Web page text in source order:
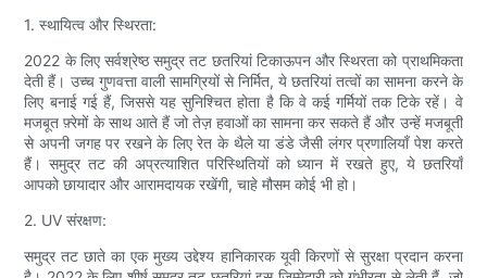
1. स्थायित्व और स्थिरता:
2022 के लिए सर्वश्रेष्ठ समुद्र तट छतरियां टिकाऊपन और स्थिरता को प्राथमिकता
देती हैं। उच्च गुणवत्ता वाली सामग्रियों से निर्मित, ये छतरियां तत्वों का सामना करने के
लिए बनाई गई हैं, जिससे यह सुनिश्चित होता है कि वे कई गर्मियों तक टिके रहें। वे
मजबूत फ़्रेमों के साथ आते हैं जो तेज़ हवाओं का सामना कर सकते हैं और उन्हें मजबूती
से अपनी जगह पर रखने के लिए रेत के थैले या डंडे जैसी लंगर प्रणालियाँ पेश करते
हैं। समुद्र तट की अप्रत्याशित परिस्थितियों को ध्यान में रखते हुए, ये छतरियाँ
आपको छायादार और आरामदायक रखेंगी, चाहे मौसम कोई भी हो।
2. UV संरक्षण:
समुद्र तट छाते का एक मुख्य उद्देश्य हानिकारक यूवी किरणों से सुरक्षा प्रदान करना